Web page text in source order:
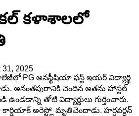
కళాశాలలో
31, 2025
PG అనస్థీషియా ఫస్ట్ ఇయర్ విద్యార్థి
అనంతపురానికి చెందిన అతను హాస్టల్
తోటి విద్యార్థులు గుర్తించారు.
అరెస్ట్లో మృతిచెందాడు. హర్షవర్ధన్